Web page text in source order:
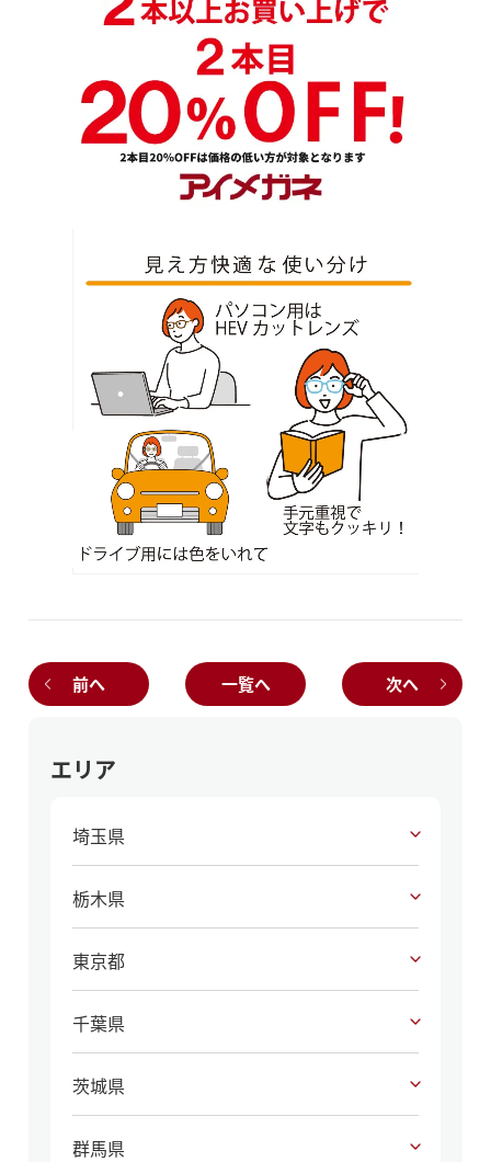
前へ 一覧へ 次へ
エリア
埼玉県
栃木県
東京都
千葉県
茨城県
群馬県